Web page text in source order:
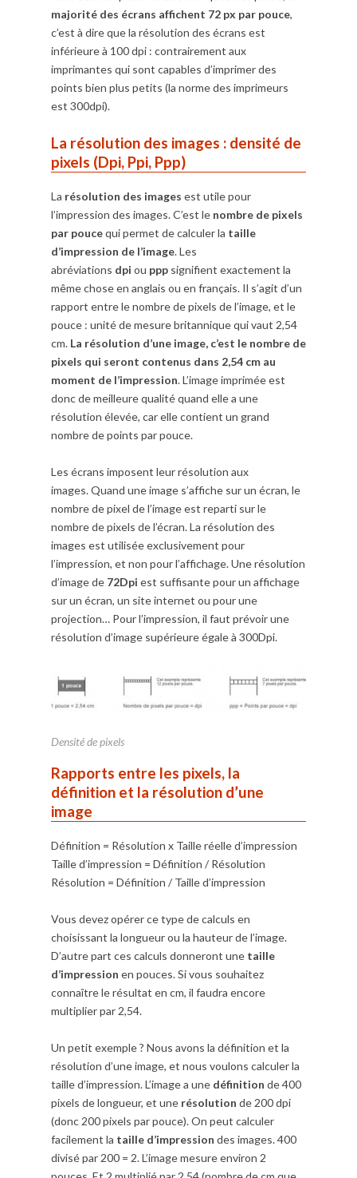
majorité des écrans affichent 72 px par pouce,
c’est à dire que la résolution des écrans est
inférieure à 100 dpi : contrairement aux
imprimantes qui sont capables d’imprimer des
points bien plus petits (la norme des imprimeurs
est 300dpi).
La résolution des images : densité de
pixels (Dpi, Ppi, Ppp)
La résolution des images est utile pour
l’impression des images. C’est le nombre de pixels
par poucequi permet de calculer la taille
d’impression de l’image. Les
abréviations dpi ou ppp signifient exactement la
même chose en anglais ou en français. Il s’agit d’un
rapport entre le nombre de pixels de l’image, et le
pouce : unité de mesure britannique qui vaut 2,54
cm. La résolution d’une image, c’est le nombre de
pixels qui seront contenus dans 2,54 cm au
moment de l’impression. L’image imprimée est
donc de meilleure qualité quand elle a une
résolution élevée, car elle contient un grand
nombre de points par pouce.
Les écrans imposent leur résolution aux
images. Quand une image s’affiche sur un écran, le
nombre de pixel de l’image est reparti sur le
nombre de pixels de l’écran. La résolution des
images est utilisée exclusivement pour
l’impression, et non pour l’affichage. Une résolution
d’image de 72Dpi est suffisante pour un affichage
sur un écran, un site internet ou pour une
projection… Pour l’impression, il faut prévoir une
résolution d’image supérieure égale à 300Dpi.
Densité de pixels
Rapports entre les pixels, la
définition et la résolution d’une
image
Définition = Résolution x Taille réelle d’impression
Taille d’impression = Définition / Résolution
Résolution = Définition / Taille d’impression
Vous devez opérer ce type de calculs en
choisissant la longueur ou la hauteur de l’image.
D’autre part ces calculs donneront une taille
d’impression en pouces. Si vous souhaitez
connaître le résultat en cm, il faudra encore
multiplier par 2,54.
Un petit exemple ? Nous avons la définition et la
résolution d’une image, et nous voulons calculer la
taille d’impression. L’image a une définition de 400
pixels de longueur, et une résolution de 200 dpi
(donc 200 pixels par pouce). On peut calculer
facilement la taille d’impression des images. 400
divisé par 200 = 2. L’image mesure environ 2